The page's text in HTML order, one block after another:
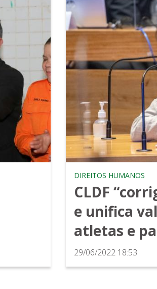
DIREITOS HUMANOS
CLDF
e unifica
atletas e
29/06/2022 18:53